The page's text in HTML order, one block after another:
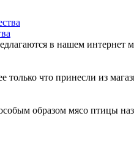
в нашем интернет
только что принесли из
образом мясо птицы